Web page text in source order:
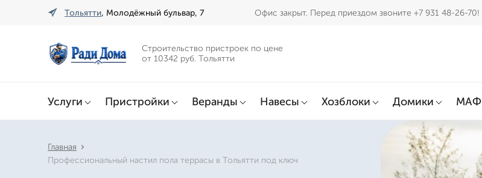
Тольятти, Молодёжный бульвар, 7 Офис закрыт. Перед приездом звоните +7 931 48-26-70!
Строительство пристроек по цене
от 10342 руб. Тольятти
Услуги Пристройки Веранды Навесы Хозблоки Домики МАФ
Главная
Профессиональный настил пола террасы в Тольятти под ключ